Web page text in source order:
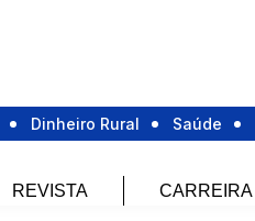
Dinheiro Rural Saúde
REVISTA CARREIRA